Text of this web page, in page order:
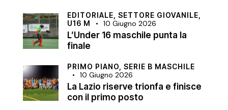
EDITORIALE, SETTORE GIOVANILE,
U16 M
10 Giugno 2026
L’Under 16 maschile punta la
finale
PRIMO PIANO, SERIE B MASCHILE
10 Giugno 2026
La Lazio riserve trionfa e finisce
con il primo posto